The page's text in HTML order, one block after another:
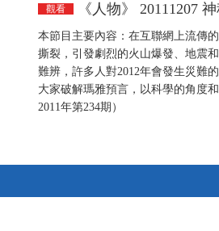
觀看 《人物》 20111207
本節目主要內容：在互聯網上流傳
撕裂，引發劇烈的火山爆發、地震
難辨，許多人對2012年會發生災難
大家破解瑪雅預言，以科學的角度
2011年第234期）